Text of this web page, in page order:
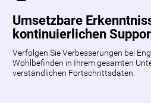
Umsetzbare
kontinuierlichen
Verfolgen Sie Verbesserungen bei
Wohlbefinden in Ihrem gesamten
verständlichen Fortschrittsdaten.